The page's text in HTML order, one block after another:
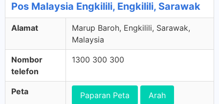
Pos Malaysia Engkilili, Engkilili, Sarawak
Alamat
Marup Baroh, Engkilili, Sarawak,
Malaysia
Nombor
telefon
1300 300 300
Peta Paparan Peta Arah